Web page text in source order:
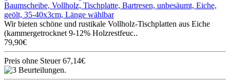
Baumscheibe, Vollholz, Tischplatte, Bartresen, unbesäumt, Eiche,
geölt, 35-40x3cm, Länge wählbar
Wir bieten schöne und rustikale Vollholz-Tischplatten aus Eiche
(kammergetrocknet 9-12% Holzrestfeuc..
79,90€
Preis ohne Steuer 67,14€